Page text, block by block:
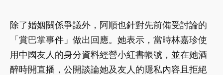
除了婚姻關係爭議外，阿順也針對先前備受討論的
「賞巴掌事件」做出回應。她表示，當時林嘉珍使
用中國友人的身分資料經營小紅書帳號，並在她酒
醉時開直播，公開談論她及友人的隱私內容且拒絕